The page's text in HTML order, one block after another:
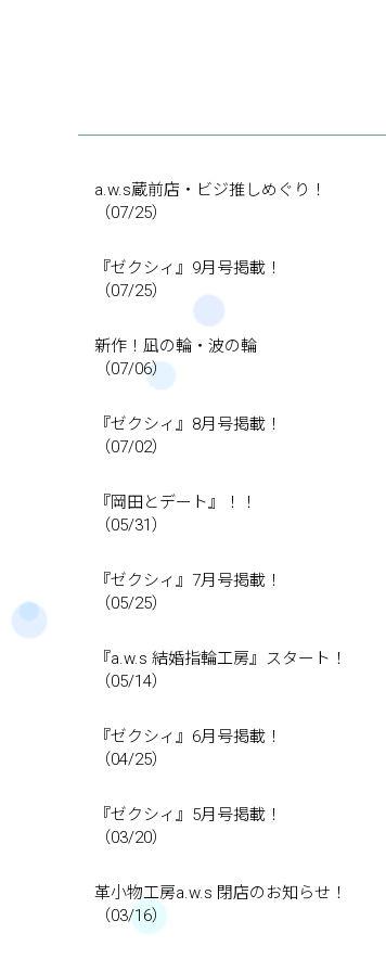
a.w.s蔵前店・ビジ推しめぐり！
（07/25）
『ゼクシィ』9月号掲載！
（07/25）
新作！凪の輪・波の輪
（07/06）
『ゼクシィ』8月号掲載！
（07/02）
『岡田とデート』！！
（05/31）
『ゼクシィ』7月号掲載！
（05/25）
『a.w.s 結婚指輪工房』スタート！
（05/14）
『ゼクシィ』6月号掲載！
（04/25）
『ゼクシィ』5月号掲載！
（03/20）
革小物工房a.w.s 閉店のお知らせ！
（03/16）